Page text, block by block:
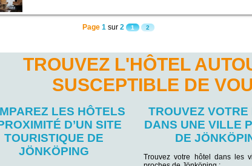
Page 1 sur2 1 2
TROUVEZ L'HÔTEL
SUSCEPTIBLE DE
LES HÔTELS
D’UN SITE
TOURISTIQUE DE
JÖNKÖPING
TROUVEZ VOTRE
DANS UNE VILLE
DE
Trouvez votre hôtel dans les